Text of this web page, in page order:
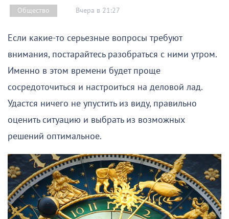
Общество Вчера в 21:27
Если какие-то серьезные вопросы требуют
внимания, постарайтесь разобраться с ними утром.
Именно в этом времени будет проще
сосредоточиться и настроиться на деловой лад.
Удастся ничего не упустить из виду, правильно
оценить ситуацию и выбрать из возможных
решений оптимальное.